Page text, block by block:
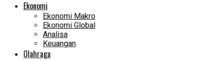
Ekonomi
Ekonomi Makro
Ekonomi Global
Analisa
Keuangan
Olahraga